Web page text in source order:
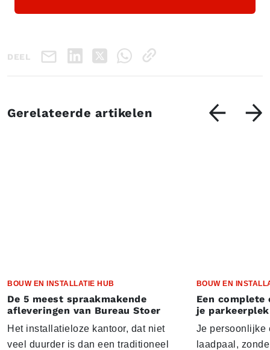
DEEL
Gerelateerde artikelen
BOUW EN INSTALLATIE HUB
De 5 meest spraakmakende
afleveringen van Bureau Stoer
Het installatieloze kantoor, dat niet
veel duurder is dan een traditioneel
BOUW EN
Een complete
je parkeerplek
Je persoonlijke
laadpaal,